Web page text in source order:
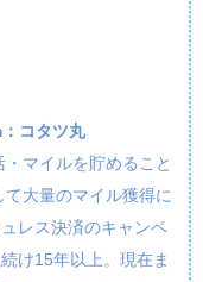
コタツ丸
マイルを貯めること
大量のマイル獲得に
レス決済のキャンペ
け15年以上。現在ま